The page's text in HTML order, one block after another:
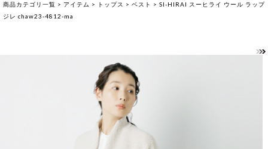
商品カテゴリ一覧 > アイテム > トップス > ベスト > SI-HIRAI スーヒライ ウール ラップ
ジレ chaw23-4812-ma